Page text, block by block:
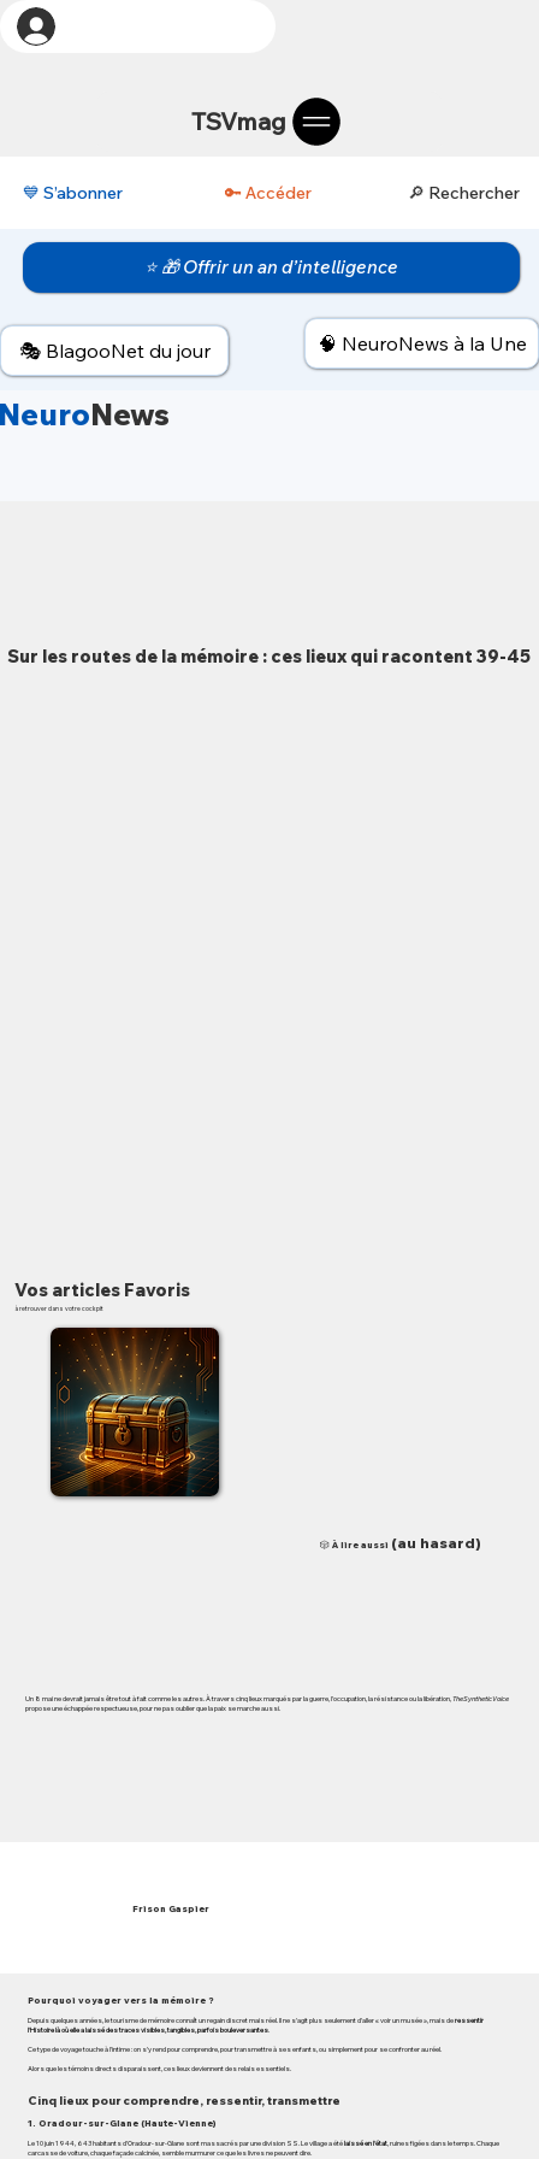
TSVmag
💙 S’abonner 🔑 Accéder 🔎 Rechercher
News
🎭 BlagooNet du jour
⭐ 🎁 Offrir un an d’intelligence
🧠 NeuroNews à la Une
Sur les routes de la mémoire : ces lieux qui racontent 39-45
Un 8 mai ne devrait jamais être tout à fait comme les autres. À travers cinq lieux marqués par la guerre, l’occupation, la résistance ou la libération, TheSyntheticVoice
propose une échappée respectueuse, pour ne pas oublier que la paix se marche aussi.
Vos articles Favoris
à retrouver dans votre cockpit
🎲 À lire aussi (au hasard)
Frison Gaspier
Pourquoi voyager vers la mémoire ?
Depuis quelques années, le tourisme de mémoire connaît un regain discret mais réel. Il ne s’agit plus seulement d’aller « voir un musée », mais deressentir
l’Histoire là où elle a laissé des traces visibles, tangibles, parfois bouleversantes
Ce type de voyage touche à l’intime : on s’y rend pour comprendre, pour transmettre à ses enfants, ou simplement pour se confronter au réel.
Alors que les témoins directs disparaissent, ces lieux deviennent des relais essentiels.
Cinq lieux pour comprendre, ressentir, transmettre
1. Oradour-sur-Glane (Haute-Vienne)
Le 10 juin 1944, 643 habitants d’Oradour-sur-Glane sont massacrés par une division SS. Le village a étélaissé en l’état , ruines figées dans le temps. Chaque
carcasse de voiture, chaque façade calcinée, semble murmurer ce que les livres ne peuvent dire.